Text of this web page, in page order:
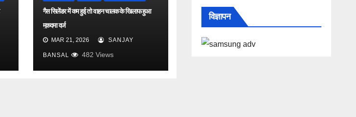
गैस सिलेंडर में कम हुई तो वाहन चालक के खिलाफ हुआ
मुकदमा दर्ज
MAR 21, 2026 SANJAY
BANSAL 482 Views
विज्ञापन